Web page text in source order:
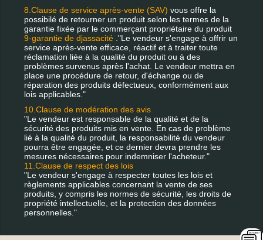
8.Clause de service après-vente (SAV) vous offre la
possibilé de retourner un produit selon les termes de la
garantie fixée par le commerçant propriétaire du produit
9-garantie de djassacité ."Le vendeur s'engage à offrir un
service après-vente efficace, réactif et à traiter toute
réclamation liée à la qualité du produit ou à des
problèmes survenus après l'achat. Le vendeur mettra en
place une procédure de retour, d'échange ou de
réparation des produits défectueux, conformément aux
lois applicables."
10.Clause de modération des avis
"Le vendeur est responsable de la qualité et de la
sécurité des produits mis en vente. En cas de problème
lié à la qualité du produit, la responsabilité du vendeur
pourra être engagée, et ce dernier devra prendre les
mesures nécessaires pour indemniser l'acheteur."
11.Clause de respect des lois
"Le vendeur s'engage à respecter toutes les lois et
règlements applicables concernant la vente de ses
produits, y compris les normes de sécurité, les droits de
propriété intellectuelle, et la protection des données
personnelles."